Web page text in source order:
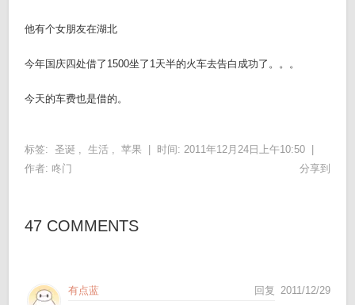
他有个女朋友在湖北
今年国庆四处借了1500坐了1天半的火车去告白成功了。。。
今天的车费也是借的。
标签: 圣诞 , 生活 , 苹果
时间: 2011年12月24日上午10:50 |
作者: 咚门 分享到
47 COMMENTS
2011/12/29
有点蓝
回复